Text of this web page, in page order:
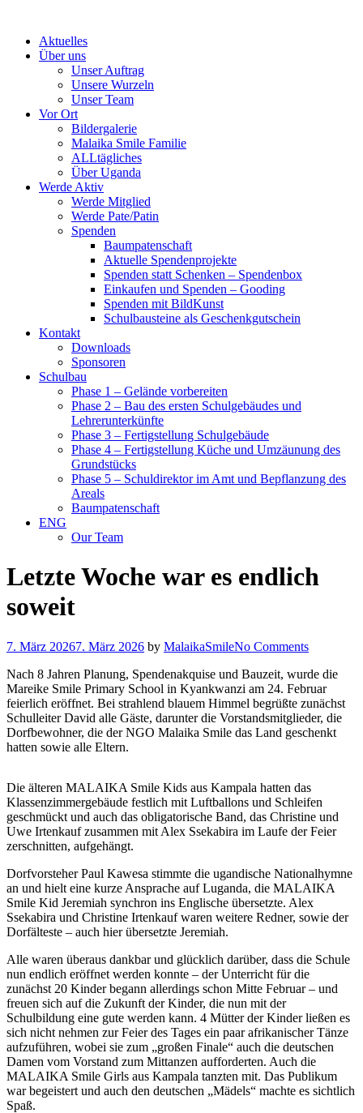
contentAktuelles
Über uns
Unser Auftrag
Unsere Wurzeln
Unser Team
Vor Ort
Bildergalerie
Malaika Smile Familie
ALLtägliches
Über Uganda
Werde Aktiv
Werde Mitglied
Werde Pate/Patin
Spenden
Baumpatenschaft
Aktuelle Spendenprojekte
Spenden statt Schenken – Spendenbox
Einkaufen und Spenden – Gooding
Spenden mit BildKunst
Schulbausteine als Geschenkgutschein
Kontakt
Downloads
Sponsoren
Schulbau
Phase 1 – Gelände vorbereiten
Phase 2 – Bau des ersten Schulgebäudes und
Lehrerunterkünfte
Phase 3 – Fertigstellung Schulgebäude
Phase 4 – Fertigstellung Küche und Umzäunung des
Grundstücks
Phase 5 – Schuldirektor im Amt und Bepflanzung des
Areals
Baumpatenschaft
ENG
Our Team
Letzte Woche war es endlich
soweit
7. März 20267. März 2026 by MalaikaSmileNo Comments
Nach 8 Jahren Planung, Spendenakquise und Bauzeit, wurde die
Mareike Smile Primary School in Kyankwanzi am 24. Februar
feierlich eröffnet. Bei strahlend blauem Himmel begrüßte zunächst
Schulleiter David alle Gäste, darunter die Vorstandsmitglieder, die
Dorfbewohner, die der NGO Malaika Smile das Land geschenkt
hatten sowie alle Eltern.
Die älteren MALAIKA Smile Kids aus Kampala hatten das
Klassenzimmergebäude festlich mit Luftballons und Schleifen
geschmückt und auch das obligatorische Band, das Christine und
Uwe Irtenkauf zusammen mit Alex Ssekabira im Laufe der Feier
zerschnitten, aufgehängt.
Dorfvorsteher Paul Kawesa stimmte die ugandische Nationalhymne
an und hielt eine kurze Ansprache auf Luganda, die MALAIKA
Smile Kid Jeremiah synchron ins Englische übersetzte. Alex
Ssekabira und Christine Irtenkauf waren weitere Redner, sowie der
Dorfälteste – auch hier übersetzte Jeremiah.
Alle waren überaus dankbar und glücklich darüber, dass die Schule
nun endlich eröffnet werden konnte – der Unterricht für die
zunächst 20 Kinder begann allerdings schon Mitte Februar – und
freuen sich auf die Zukunft der Kinder, die nun mit der
Schulbildung eine gute werden kann. 4 Mütter der Kinder ließen es
sich nicht nehmen zur Feier des Tages ein paar afrikanischer Tänze
aufzuführen, wobei sie zum „großen Finale“ auch die deutschen
Damen vom Vorstand zum Mittanzen aufforderten. Auch die
MALAIKA Smile Girls aus Kampala tanzten mit. Das Publikum
war begeistert und auch den deutschen „Mädels“ machte es sichtlich
Spaß.